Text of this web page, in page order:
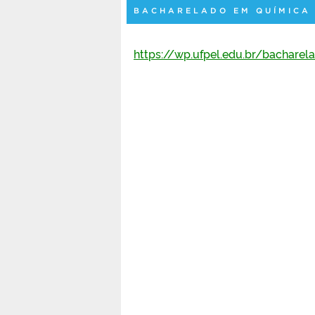
BACHARELADO EM QUÍMICA
https://wp.ufpel.edu.br/